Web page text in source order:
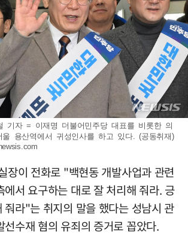
기자 = 이재명 더불어민주당 대표를 비롯한 의
용산역에서 귀성인사를 하고 있다. (공동취재)
장이 전화로 "백현동 개발사업과 관련
에서 요구하는 대로 잘 처리해 줘라. 긍
줘라"는 취지의 말을 했다는 성남시 관
선수재 혐의 유죄의 증거로 꼽았다.